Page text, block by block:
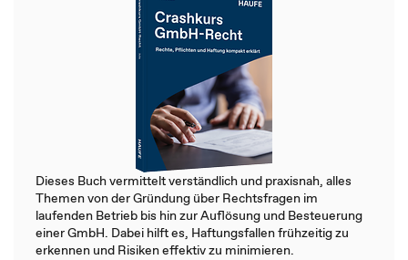
Dieses Buch vermittelt verständlich und praxisnah, alles
Themen von der Gründung über Rechtsfragen im
laufenden Betrieb bis hin zur Auflösung und Besteuerung
einer GmbH. Dabei hilft es, Haftungsfallen frühzeitig zu
erkennen und Risiken effektiv zu minimieren.